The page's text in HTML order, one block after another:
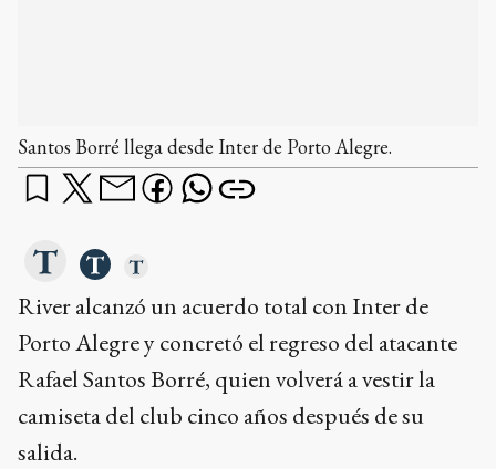
River alcanzó un acuerdo total con Inter de
Rafael Santos Borré, quien volverá a vestir la
camiseta del club cinco años después de su
salida.
¿qué querés saber?
¿Cuándo se va a incorporar Borré al equipo?